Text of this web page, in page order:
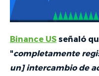
Binance US señaló
"completamente
un] intercambio de